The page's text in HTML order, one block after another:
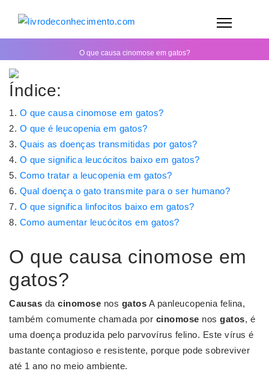
O que causa cinomose em gatos?
Índice:
O que causa cinomose em gatos?
O que é leucopenia em gatos?
Quais as doenças transmitidas por gatos?
O que significa leucócitos baixo em gatos?
Como tratar a leucopenia em gatos?
Qual doença o gato transmite para o ser humano?
O que significa linfocitos baixo em gatos?
Como aumentar leucócitos em gatos?
O que causa cinomose em
gatos?
Causas da cinomose nos gatos A panleucopenia felina,
também comumente chamada por cinomose nos gatos, é
uma doença produzida pelo parvovírus felino. Este vírus é
bastante contagioso e resistente, porque pode sobreviver
até 1 ano no meio ambiente.